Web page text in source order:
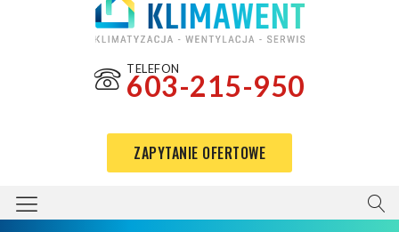
TELEFON
603-215-950
ZAPYTANIE OFERTOWE